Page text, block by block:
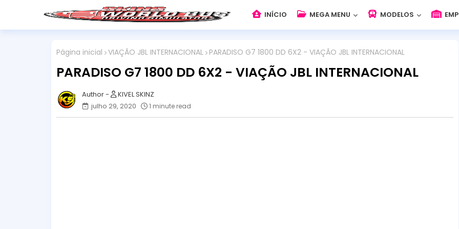
INÍCIO MEGA MENU MODELOS
Página inicial VIAÇÃO JBL INTERNACIONAL PARADISO G7 1800 DD 6X2 - VIAÇÃO JBL INTERNACIONAL
PARADISO G7 1800 DD 6X2 - VIAÇÃO JBL INTERNACIONAL
KIVEL SKINZ
julho 29, 2020
1 minute read